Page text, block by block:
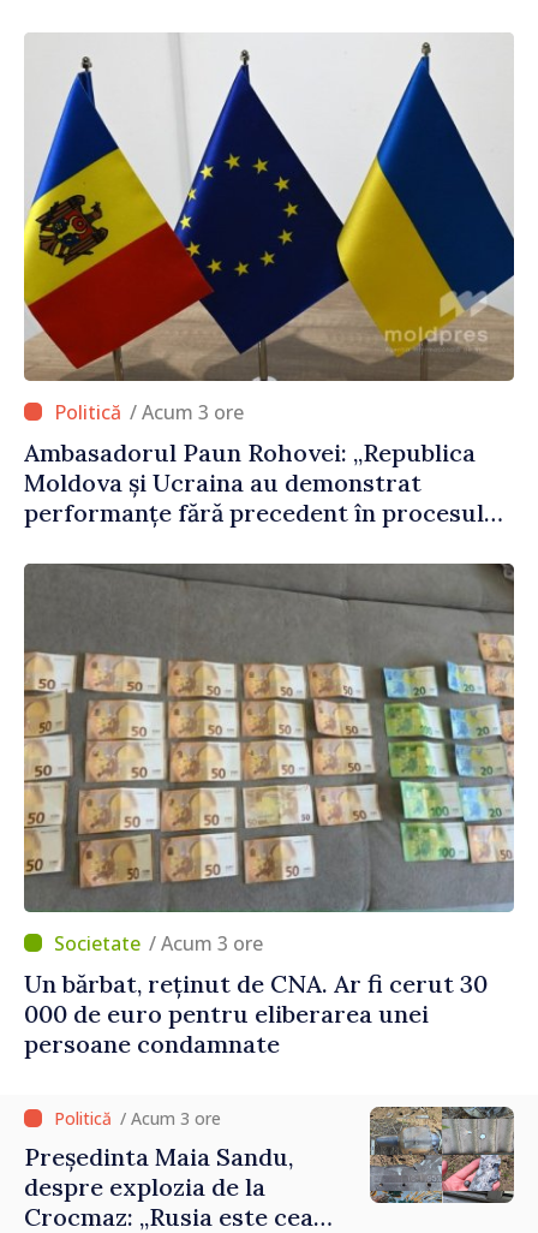
/ Acum 3 ore
Ambasadorul Paun Rohovei: „Republica
Moldova și Ucraina au demonstrat
performanțe fără precedent în procesul
/ Acum 3 ore
Un bărbat, reținut de CNA. Ar fi cerut 30
000 de euro pentru eliberarea unei
persoane condamnate
/ Acum 3 ore
Președinta Maia Sandu,
despre explozia de la
Crocmaz: „Rusia este cea